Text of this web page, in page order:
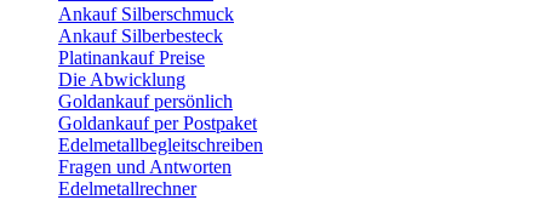
Ankauf Silberschmuck
Ankauf Silberbesteck
Platinankauf Preise
Die Abwicklung
Goldankauf persönlich
Goldankauf per Postpaket
Edelmetallbegleitschreiben
Fragen und Antworten
Edelmetallrechner